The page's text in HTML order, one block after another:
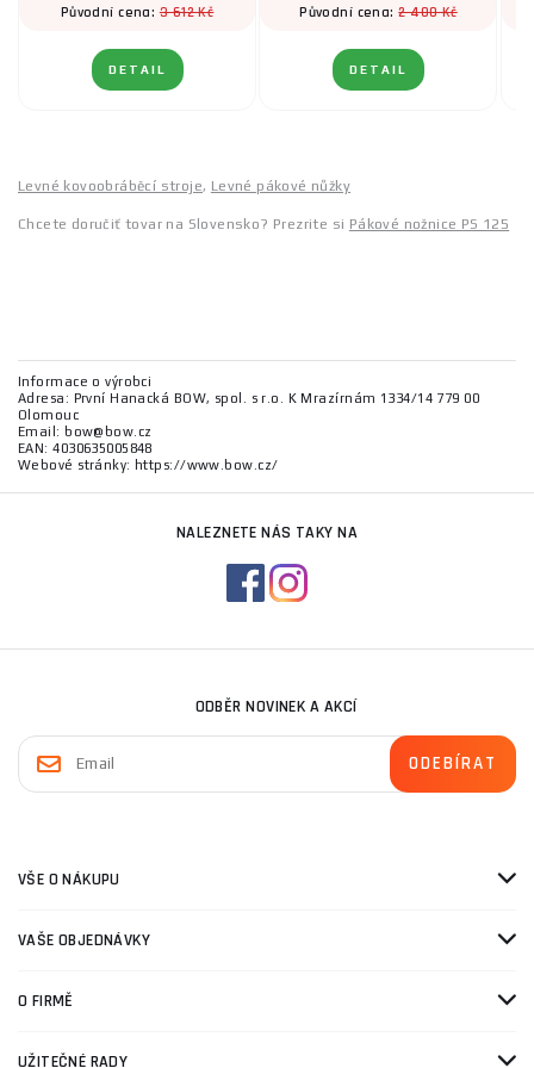
Původní cena:3 612 Kč
DETAIL
Původní cena:2 400 Kč
DETAIL
Levné kovoobráběcí stroje, Levné pákové nůžky
Chcete doručiť tovar na Slovensko? Prezrite si Pákové nožnice PS 125
Informace o výrobci
Adresa: První Hanacká BOW, spol. s r.o. K Mrazírnám 1334/14 779 00
Olomouc
Email: bow@bow.cz
EAN: 4030635005848
Webové stránky: https://www.bow.cz/
NALEZNETE NÁS TAKY NA
ODBĚR NOVINEK A AKCÍ
VŠE O NÁKUPU
VAŠE OBJEDNÁVKY
O FIRMĚ
UŽITEČNÉ RADY